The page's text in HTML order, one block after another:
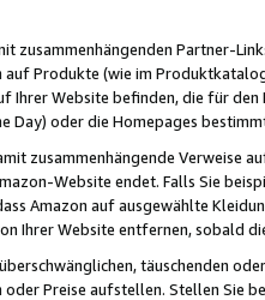
zusammenhängenden Partner-
auf Produkte (wie im
Ihrer Website befinden, die für
Day) oder die Homepages
zusammenhängende
Website endet. Falls Sie
Amazon auf ausgewählte
Ihrer Website entfernen, sobald
täuschenden
Preise aufstellen. Stellen Sie